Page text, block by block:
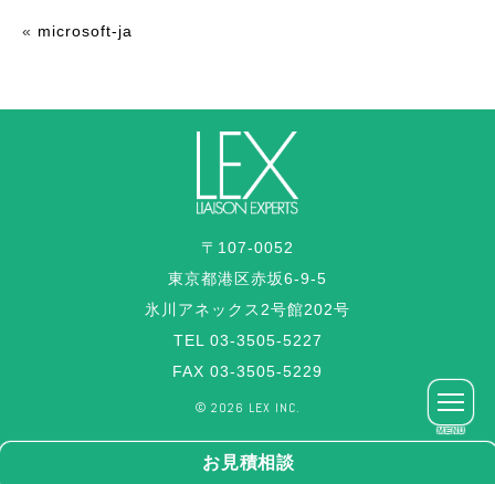
« microsoft-ja
お見積相談
〒107-0052
東京都港区赤坂6-9-5
氷川アネックス2号館202号
TEL 03-3505-5227
FAX 03-3505-5229
©︎ 2026 LEX INC.
MENU